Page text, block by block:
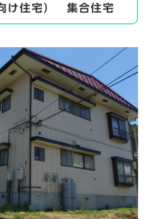
け住宅） 集合住宅